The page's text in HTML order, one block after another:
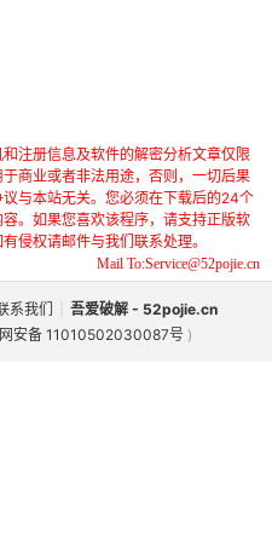
注册信息及软件的解密分析文章仅限
商业或者非法用途，否则，一切后果
与本站无关。您必须在下载后的24个
。如果您喜欢该程序，请支持正版软
侵权请邮件与我们联系处理。
Mail To:Service@52pojie.cn
系我们
吾爱破解 - 52pojie.cn
安备 11010502030087号 )